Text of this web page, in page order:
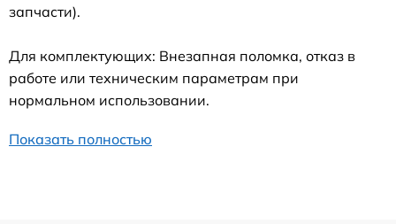
запчасти).
Для комплектующих: Внезапная поломка, отказ в
работе или техническим параметрам при
нормальном использовании.
Показать полностью